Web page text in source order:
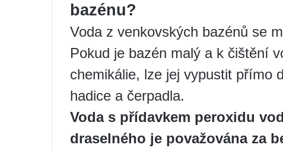
bazénu?
Voda z venkovských bazénů se
Pokud je bazén malý a k čištění
chemikálie, lze jej vypustit přímo
hadice a čerpadla.
Voda s přídavkem peroxidu
draselného je považována za